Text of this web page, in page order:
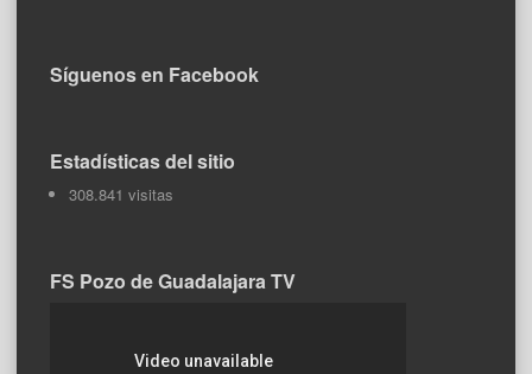
Síguenos en Facebook
Estadísticas del sitio
308.841 visitas
FS Pozo de Guadalajara TV